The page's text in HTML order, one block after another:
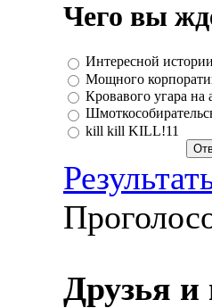
Чего вы
Интересной
Мощного
Кровавого угара на
kill kill KILL!11
Друзья